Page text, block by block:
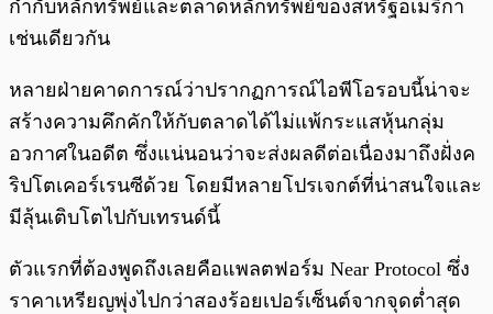
กำกับหลักทรัพย์และตลาดหลักทรัพย์ของสหรัฐอเมริกา
เช่นเดียวกัน
หลายฝ่ายคาดการณ์ว่าปรากฏการณ์ไอพีโอรอบนี้น่าจะ
สร้างความคึกคักให้กับตลาดได้ไม่แพ้กระแสหุ้นกลุ่ม
อวกาศในอดีต ซึ่งแน่นอนว่าจะส่งผลดีต่อเนื่องมาถึงฝั่งค
ริปโตเคอร์เรนซีด้วย โดยมีหลายโปรเจกต์ที่น่าสนใจและ
มีลุ้นเติบโตไปกับเทรนด์นี้
ตัวแรกที่ต้องพูดถึงเลยคือแพลตฟอร์ม Near Protocol ซึ่ง
ราคาเหรียญพุ่งไปกว่าสองร้อยเปอร์เซ็นต์จากจุดต่ำสุด